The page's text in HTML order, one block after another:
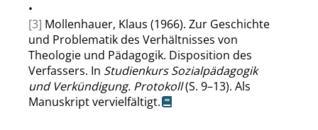
•
[3] Mollenhauer, Klaus (1966). Zur Geschichte
und Problematik des Verhältnisses von
Theologie und Pädagogik. Disposition des
Verfassers. In Studienkurs Sozialpädagogik
und Verkündigung. Protokoll(S. 9–13). Als
Manuskript vervielfältigt.